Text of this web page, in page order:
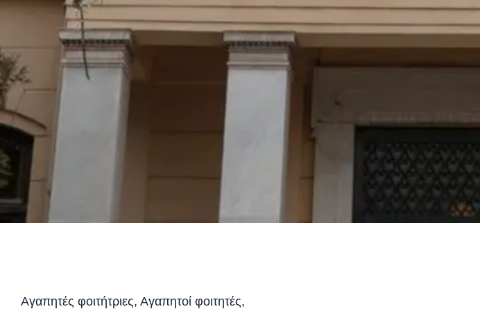
Αγαπητές φοιτήτριες, Αγαπητοί φοιτητές,